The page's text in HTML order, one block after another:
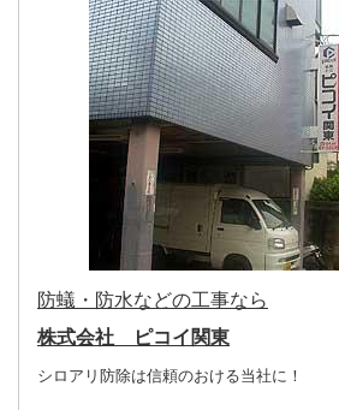
防蟻・防水などの工事なら
株式会社 ピコイ関東
シロアリ防除は信頼のおける当社に！